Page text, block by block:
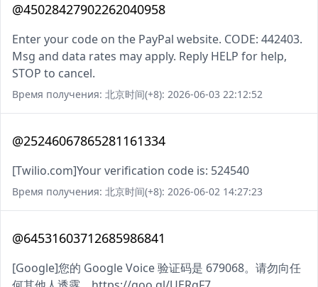
@45028427902262040958
Enter your code on the PayPal website. CODE: 442403.
Msg and data rates may apply. Reply HELP for help,
STOP to cancel.
Время получения: 北京时间(+8): 2026-06-03 22:12:52
@25246067865281161334
[Twilio.com]Your verification code is: 524540
Время получения: 北京时间(+8): 2026-06-02 14:27:23
@64531603712685986841
[Google]您的 Google Voice 验证码是 679068。请勿向任